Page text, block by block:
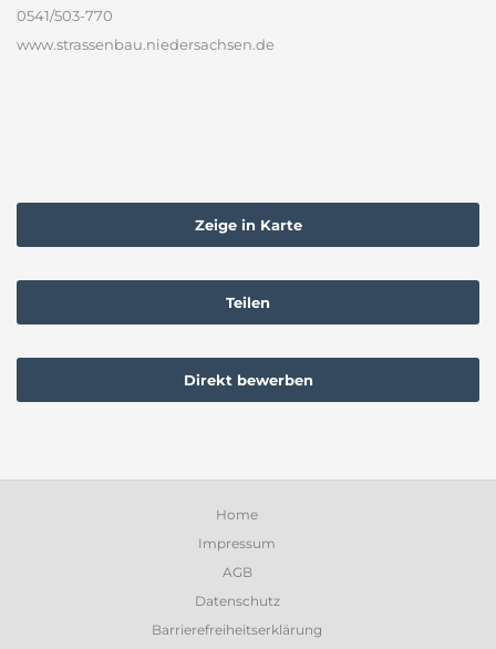
0541/503-770
www.strassenbau.niedersachsen.de
Zeige in Karte
Teilen
Direkt bewerben
Home
Impressum
AGB
Datenschutz
Barrierefreiheitserklärung